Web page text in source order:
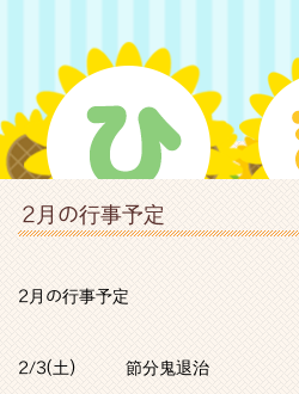
2月の行事予定
2月の行事予定
2/3(土) 節分鬼退治 ひ